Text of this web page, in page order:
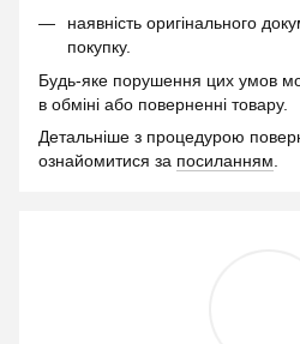
наявність оригінального
покупку.
Будь-яке порушення цих умов
в обміні або поверненні товару.
Детальніше з процедурою
ознайомитися за посиланням.